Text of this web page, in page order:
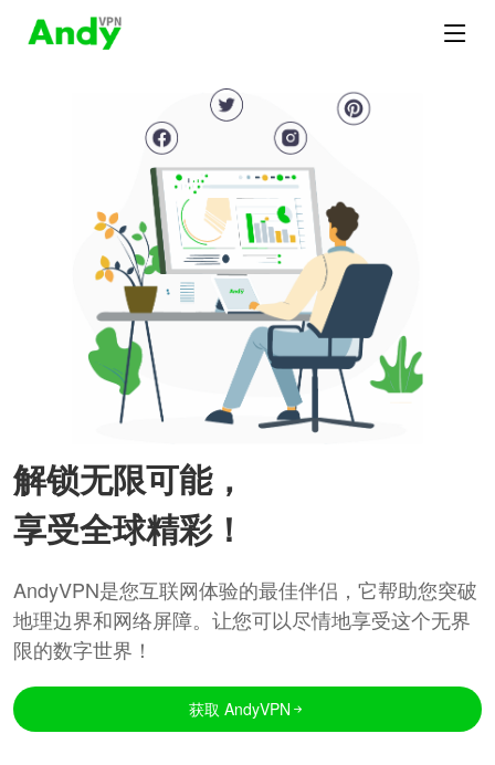
解锁无限可能，
享受全球精彩！
AndyVPN是您互联网体验的最佳伴侣，它帮助您突破
地理边界和网络屏障。让您可以尽情地享受这个无界
限的数字世界！
获取 AndyVPN